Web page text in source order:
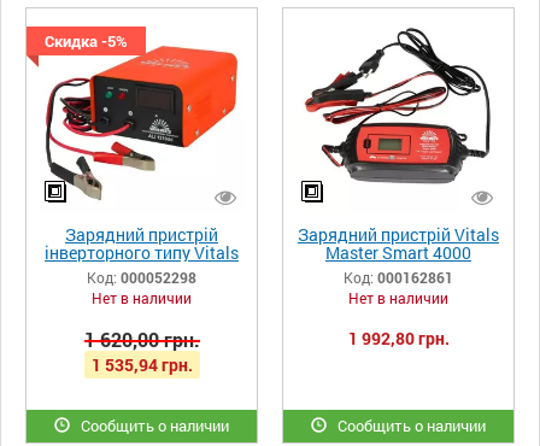
Скидка -5%
Зарядний пристрій
інверторного типу Vitals
ALI 1210dd
Код: 000052298
Нет в наличии
1 620,00 грн.
1 535,94 грн.
Сообщить о наличии
Зарядний пристрій Vitals
Master Smart 4000
Код: 000162861
Нет в наличии
1 992,80 грн.
Сообщить о наличии